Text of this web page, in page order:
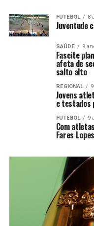
FUTEBOL 8
Juventude
SAÚDE 9
Fascite
afeta de
salto alto
REGIONAL
Jovens
e testados
FUTEBOL 9
Com
Fares